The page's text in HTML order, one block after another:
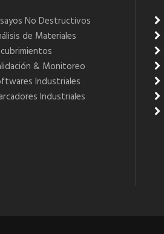
No Destructivos
de Materiales
& Monitoreo
Industriales
Industriales